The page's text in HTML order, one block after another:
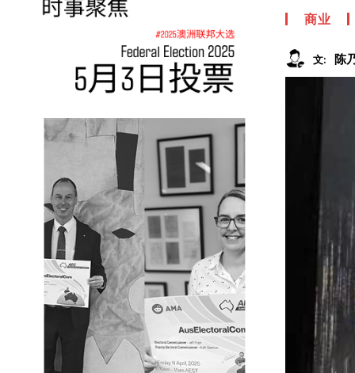
商业
文: 陈